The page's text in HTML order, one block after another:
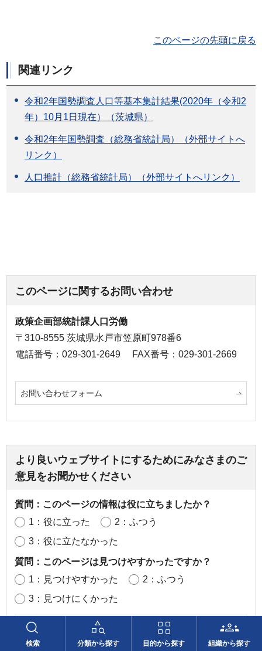
検索 分類から探す 目的から探す 組織から探す
このページの先頭に戻る
関連リンク
令和2年国勢調査人口等基本集計結果(2020年（令和2
年）10月1日現在）（茨城県）
令和2年年国勢調査（総務省統計局）（外部サイトへ
リンク）
人口推計（総務省統計局）（外部サイトへリンク）
このページに関するお問い合わせ
政策企画部統計課人口労働
〒310-8555 茨城県水戸市笠原町978番6
電話番号：029-301-2649
FAX番号：029-301-2669
お問い合わせフォーム
より良いウェブサイトにするためにみなさまのご
意見をお聞かせください
質問：このページの情報は役に立ちましたか？
1：役に立った
2：ふつう
3：役に立たなかった
質問：このページは見つけやすかったですか？
1：見つけやすかった
2：ふつう
3：見つけにくかった